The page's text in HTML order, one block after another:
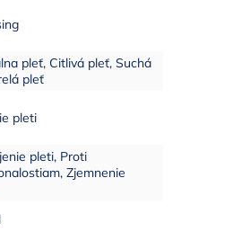
pleť, Citlivá pleť, Suchá
pleť
pleti
pleti, Proti
Zjemnenie